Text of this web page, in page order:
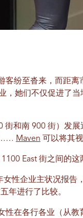
客纷至沓来，而距
，她们不仅促进了
街和南 900 街）发
…… Maven 可以将其
East 街之间的
性企业主状况报告
年进行了比较。
性在各行各业（从